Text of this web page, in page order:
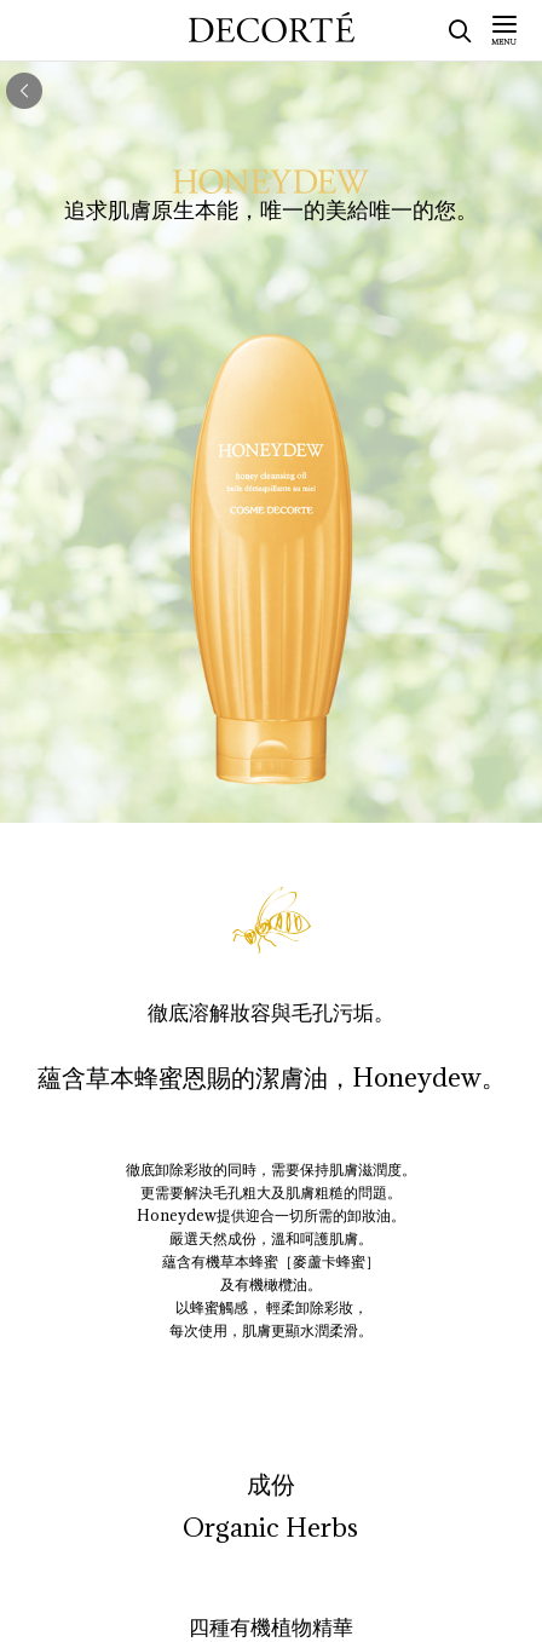
追求肌膚原生本能，唯一的美給唯一的您。
徹底溶解妝容與毛孔污垢。
蘊含草本蜂蜜恩賜的潔膚油，Honeydew。
徹底卸除彩妝的同時，需要保持肌膚滋潤度。
更需要解決毛孔粗大及肌膚粗糙的問題。
Honeydew提供迎合一切所需的卸妝油。
嚴選天然成份，溫和呵護肌膚。
蘊含有機草本蜂蜜［麥蘆卡蜂蜜］
及有機橄欖油。
以蜂蜜觸感， 輕柔卸除彩妝，
每次使用，肌膚更顯水潤柔滑。
成份
Organic Herbs
四種有機植物精華